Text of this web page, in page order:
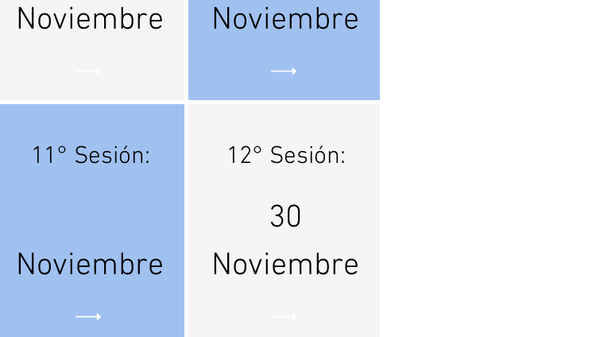
Noviembre
11° Sesión:
Noviembre
Noviembre
12° Sesión:
30
Noviembre